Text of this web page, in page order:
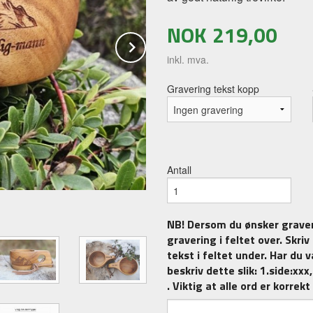
NextNOK 219,00
inkl. mva.
Gravering tekst kopp
Antall
NB! Dersom du ønsker
gravering i feltet over.
tekst i feltet under. Har du
beskriv dette slik:
. Viktig at alle ord er